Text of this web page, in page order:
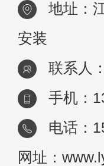
地址：
安装
联系人
手机：
电话：
网址：